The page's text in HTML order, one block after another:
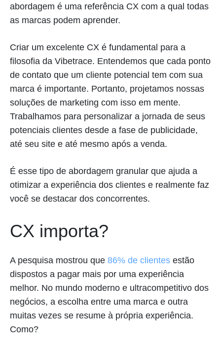
abordagem é uma referência CX com a qual todas
as marcas podem aprender.
Criar um excelente CX é fundamental para a
filosofia da Vibetrace. Entendemos que cada ponto
de contato que um cliente potencial tem com sua
marca é importante. Portanto, projetamos nossas
soluções de marketing com isso em mente.
Trabalhamos para personalizar a jornada de seus
potenciais clientes desde a fase de publicidade,
até seu site e até mesmo após a venda.
É esse tipo de abordagem granular que ajuda a
otimizar a experiência dos clientes e realmente faz
você se destacar dos concorrentes.
CX importa?
A pesquisa mostrou que 86% de clientes estão
dispostos a pagar mais por uma experiência
melhor. No mundo moderno e ultracompetitivo dos
negócios, a escolha entre uma marca e outra
muitas vezes se resume à própria experiência.
Como?